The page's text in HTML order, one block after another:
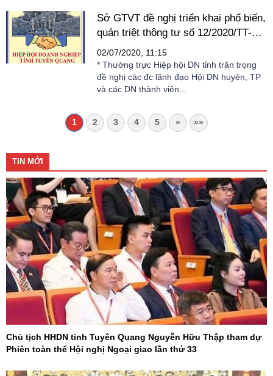
Sở GTVT đề nghị triển khai phổ biến,
quán triệt thông tư số 12/2020/TT-
BGTVT
02/07/2020, 11:15
* Thường trực Hiệp hội DN tỉnh trân trọng
đề nghị các đc lãnh đạo Hội DN huyện, TP
và các DN thành viên...
1 2 3 4 5 » »»
TIN MỚI
Chủ tịch HHDN tỉnh Tuyên Quang Nguyễn Hữu Thập tham dự
Phiên toàn thể Hội nghị Ngoại giao lần thứ 33